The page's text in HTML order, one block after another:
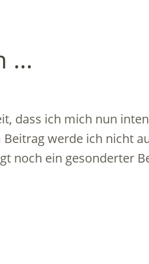
…
dass ich mich nun
werde ich nicht
noch ein gesonderter